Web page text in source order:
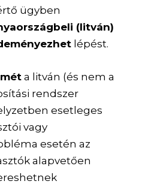
ügyben
(litván)
lépést.
a litván (és nem a
rendszer
esetleges
vagy
esetén az
alapvetően